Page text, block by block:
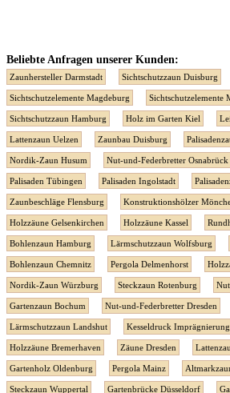
Beliebte Anfragen unserer Kunden:
Zaunhersteller Darmstadt Sichtschutzzaun Duisburg
Sichtschutzelemente Magdeburg Sichtschutzelemente
Sichtschutzzaun Hamburg Holz im Garten Kiel
Lattenzaun Uelzen Zaunbau Duisburg
Nordik-Zaun Husum Nut-und-Federbretter Osnabrück
Palisaden Tübingen Palisaden Ingolstadt
Zaunbeschläge Flensburg Konstruktionshölzer
Holzzäune Gelsenkirchen Holzzäune Kassel
Bohlenzaun Hamburg Lärmschutzzaun Wolfsburg
Bohlenzaun Chemnitz Pergola Delmenhorst
Nordik-Zaun Würzburg Steckzaun Rotenburg
Gartenzaun Bochum Nut-und-Federbretter Dresden
Lärmschutzzaun Landshut Kesseldruck
Holzzäune Bremerhaven Zäune Dresden
Gartenholz Oldenburg Pergola Mainz
Steckzaun Wuppertal Gartenbrücke Düsseldorf